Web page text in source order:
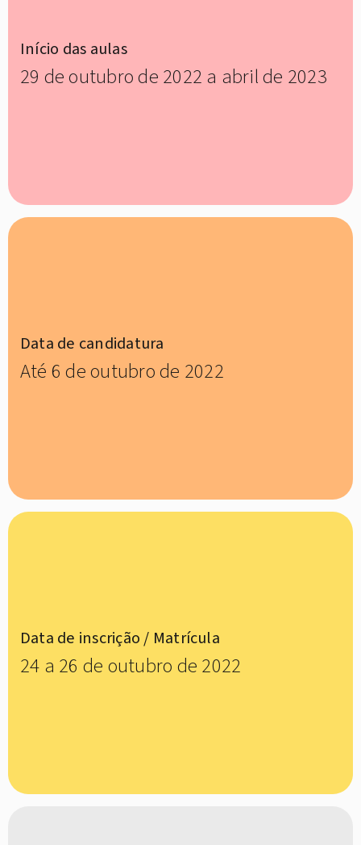
Início das aulas
29 de outubro de 2022 a abril de 2023
Data de candidatura
Até 6 de outubro de 2022
Data de inscrição / Matrícula
24 a 26 de outubro de 2022